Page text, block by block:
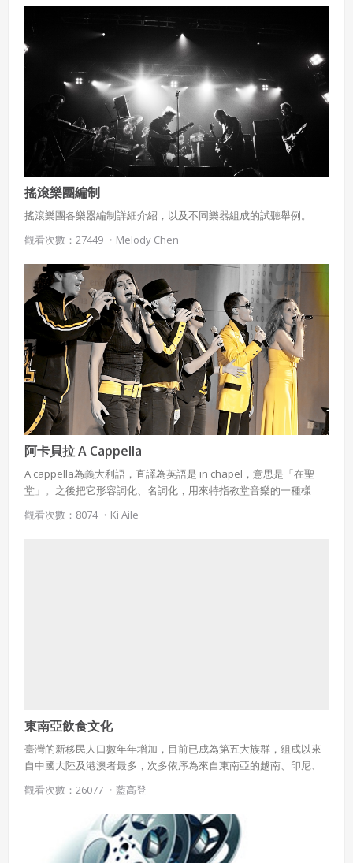
搖滾樂團編制
搖滾樂團各樂器編制詳細介紹，以及不同樂器組成的試聽舉例。
觀看次數：27449 ・ Melody Chen
阿卡貝拉 A Cappella
A cappella為義大利語，直譯為英語是 in chapel，意思是「在聖
堂」。之後把它形容詞化、名詞化，用來特指教堂音樂的一種樣
式。音譯為 「阿卡貝拉」。
觀看次數：8074 ・ Ki Aile
東南亞飲食文化
臺灣的新移民人口數年年增加，目前已成為第五大族群，組成以來
自中國大陸及港澳者最多，次多依序為來自東南亞的越南、印尼、
學習的課題，而民以食為天，從認識飲食文化入手，是接觸不同文
觀看次數：26077 ・ 藍高登